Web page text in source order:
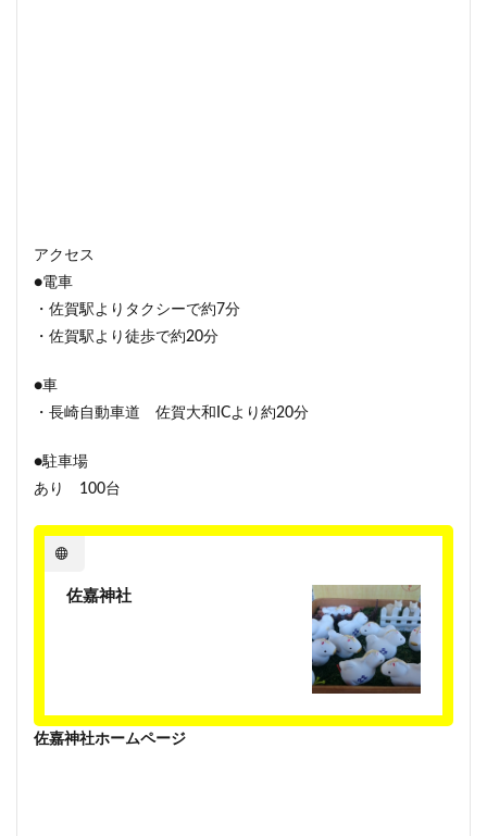
アクセス
●電車
・佐賀駅よりタクシーで約7分
・佐賀駅より徒歩で約20分
●車
・長崎自動車道 佐賀大和ICより約20分
●駐車場
あり 100台
佐嘉神社
佐嘉神社ホームページ